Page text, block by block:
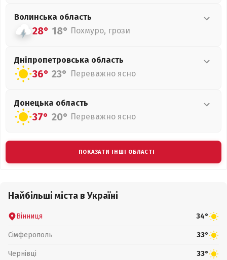
Волинська область
28° 18° Похмуро, грози
Дніпропетровська область
36° 23° Переважно ясно
Донецька область
37° 20° Переважно ясно
ПОКАЗАТИ ІНШІ ОБЛАСТІ
Найбільші міста в Україні
Вінниця 34°
Сімферополь 33°
Чернівці 33°